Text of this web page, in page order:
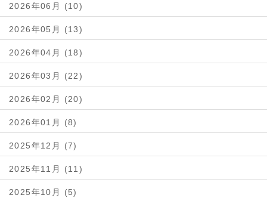
2026年06月 (10)
2026年05月 (13)
2026年04月 (18)
2026年03月 (22)
2026年02月 (20)
2026年01月 (8)
2025年12月 (7)
2025年11月 (11)
2025年10月 (5)